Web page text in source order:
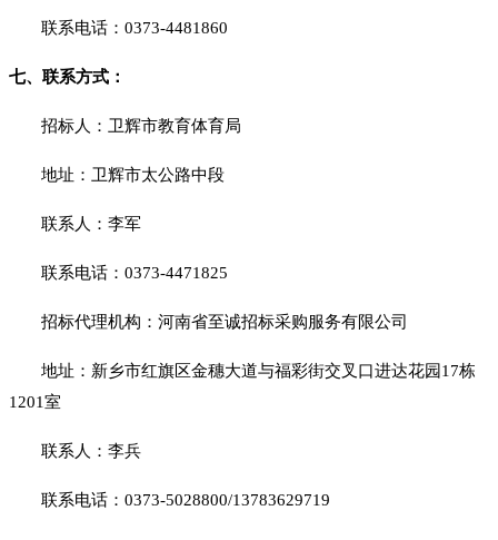
联系电话： 0373-4481860
七、联系方式：
招标人：卫辉市教育体育局
地址：卫辉市太公路中段
联系人：李军
联系电话： 0373-4471825
招标代理机构：河南省至诚招标采购服务有限公司
地址：新乡市红旗区金穗大道与福彩街交叉口进达花园 17栋
1201室
联系人： 李兵
联系电话： 0373-5028800/13783629719